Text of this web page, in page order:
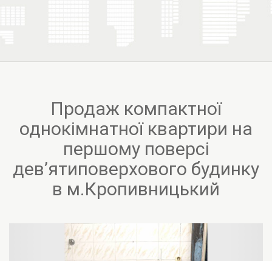
Продаж компактної
однокімнатної квартири на
першому поверсі
девʼятиповерхового будинку
в м.Кропивницький